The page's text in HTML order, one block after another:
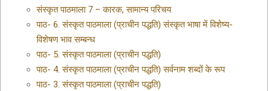
संस्कृत पाठमाला 7 – कारक, सामान्य परिचय
पाठ- 6. संस्कृत पाठमाला (प्राचीन पद्धति) संस्कृत भाषा में विशेष्य-
विशेषण भाव सम्बन्ध
पाठ- 5. संस्कृत पाठमाला (प्राचीन पद्धति)
पाठ- 4. संस्कृत पाठमाला (प्राचीन पद्धति) सर्वनाम शब्दों के रूप
पाठ- 3. संस्कृत पाठमाला (प्राचीन पद्धति)